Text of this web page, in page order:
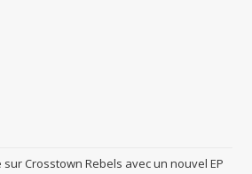
Crosstown Rebels avec un nouvel EP